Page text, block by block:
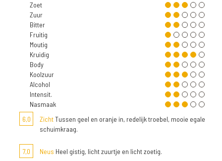
Zoet
Zuur
Bitter
Fruitig
Moutig
Kruidig
Body
Koolzuur
Alcohol
Intensit.
Nasmaak
6,0
ZichtTussen geel en oranje in, redelijk troebel, mooie egale
schuimkraag.
7,0 Neus Heel gistig, licht zuurtje en licht zoetig.